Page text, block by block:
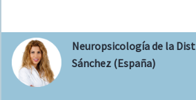
Neuropsicología de la
Sánchez (España)